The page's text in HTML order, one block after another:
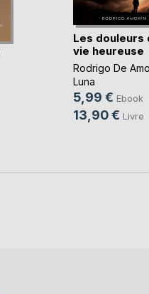
Les douleurs
vie heureuse
Rodrigo De
Luna
5,99 € Ebook
13,90 € Livre